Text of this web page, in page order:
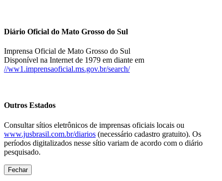
Diário Oficial do Mato Grosso do Sul
Imprensa Oficial de Mato Grosso do Sul
Disponível na Internet de 1979 em diante em
//ww1.imprensaoficial.ms.gov.br/search/
Outros Estados
Consultar sítios eletrônicos de imprensas oficiais locais ou
www.jusbrasil.com.br/diarios (necessário cadastro gratuito). Os
períodos digitalizados nesse sítio variam de acordo com o diário
pesquisado.
Fechar